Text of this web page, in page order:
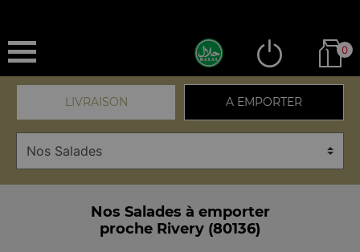
0
LIVRAISON A EMPORTER
Nos Salades à emporter
proche Rivery (80136)